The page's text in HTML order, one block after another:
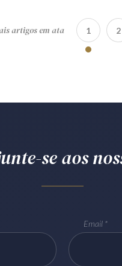
artigos em ata 1 2
se aos
Email